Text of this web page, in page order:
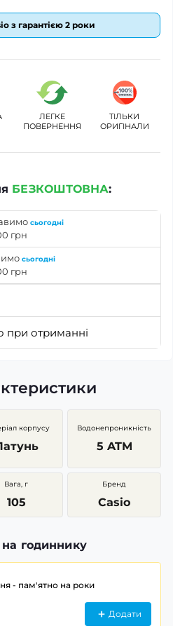
з гарантією 2 роки
ЛЕГКЕ
ПОВЕРНЕННЯ
ТІЛЬКИ
ОРИГІНАЛИ
БЕЗКОШТОВНА:
сьогодні
грн
сьогодні
грн
при отриманні
корпусу Водонепроникність
5 ATM
Вага, г
105
Бренд
Casio
годиннику
- пам'ятно на роки
Додати